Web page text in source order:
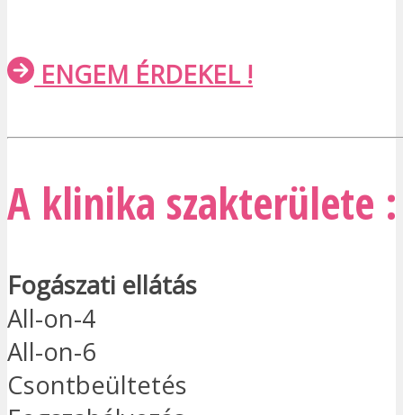
ENGEM ÉRDEKEL !
A klinika szakterülete :
Fogászati ellátás
All-on-4
All-on-6
Csontbeültetés